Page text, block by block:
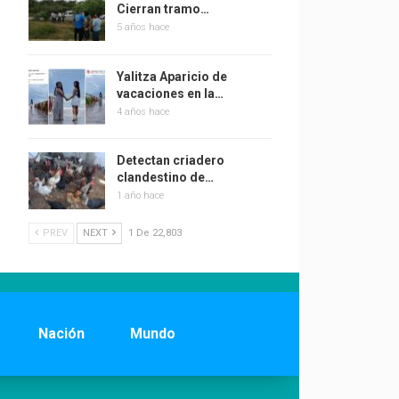
Cierran tramo…
5 años hace
Yalitza Aparicio de
vacaciones en la…
4 años hace
Detectan criadero
clandestino de…
1 año hace
PREV NEXT 1 De 22,803
Nación Mundo